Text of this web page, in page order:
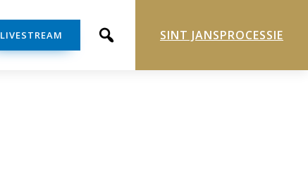
LIVESTREAM SINT JANSPROCESSIE